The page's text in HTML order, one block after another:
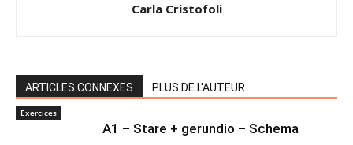
Carla Cristofoli
ARTICLES CONNEXES PLUS DE L'AUTEUR
Exercices
A1 – Stare + gerundio – Schema